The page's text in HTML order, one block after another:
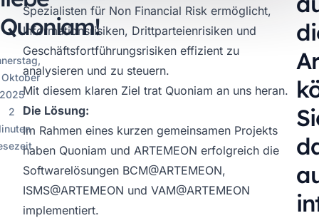
Quoniam!
2
Spezialisten für Non Financial Risk ermöglicht,
Informationsrisiken, Drittparteienrisiken und
Geschäftsfortführungsrisiken effizient zu
analysieren und zu steuern.
Mit diesem klaren Ziel trat Quoniam an uns heran.
Die Lösung:
Im Rahmen eines kurzen gemeinsamen Projekts
haben Quoniam und ARTEMEON erfolgreich die
Softwarelösungen BCM@ARTEMEON,
ISMS@ARTEMEON und VAM@ARTEMEON
implementiert.